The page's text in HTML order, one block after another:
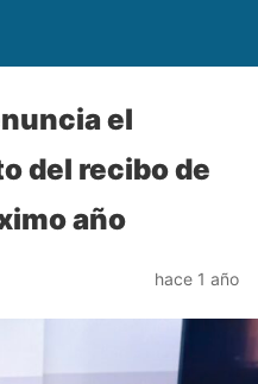
el
del recibo de
año
hace 1 año